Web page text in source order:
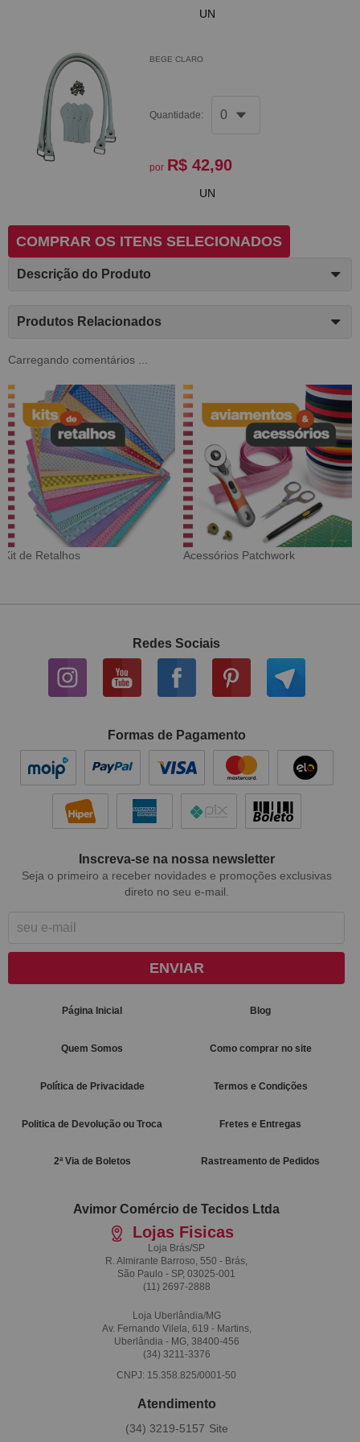
UN
BEGE CLARO
Quantidade:
por R$ 42,90
UN
COMPRAR OS ITENS SELECIONADOS
Descrição do Produto
Produtos Relacionados
Carregando comentários ...
Tecido Digital Sarja Impermeável
Redes Sociais
Formas de Pagamento
Inscreva-se na nossa newsletter
Seja o primeiro a receber novidades e promoções exclusivas
direto no seu e-mail.
ENVIAR
Página Inicial Blog
Quem Somos Como comprar no site
Política de Privacidade Termos e Condições
Politica de Devolução ou Troca Fretes e Entregas
2ª Via de Boletos Rastreamento de Pedidos
Avimor Comércio de Tecidos Ltda
Lojas Fisicas
Loja Brás/SP
R. Almirante Barroso, 550 - Brás,
São Paulo - SP, 03025-001
(11) 2697-2888
Loja Uberlândia/MG
Av. Fernando Vilela, 619 - Martins,
Uberlândia - MG, 38400-456
(34) 3211-3376
CNPJ: 15.358.825/0001-50
Atendimento
(34) 3219-5157